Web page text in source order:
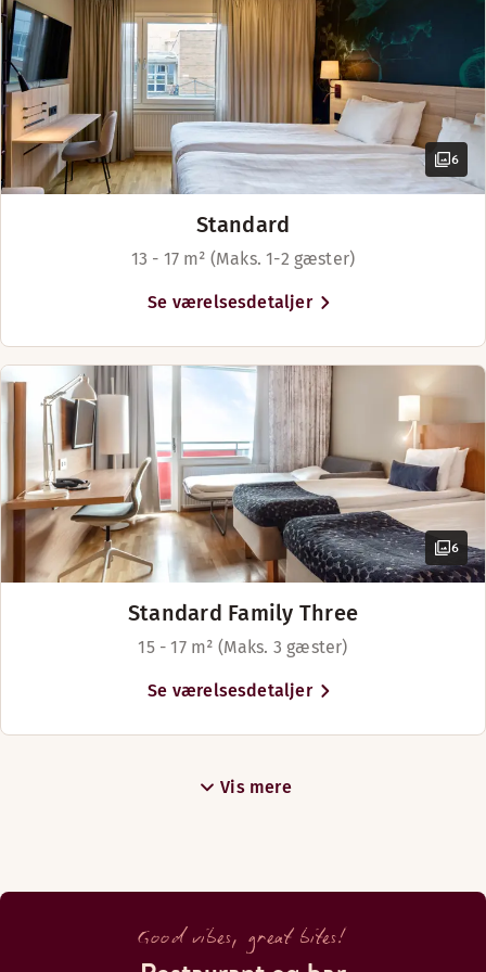
6
Standard
13 - 17 m² (Maks. 1-2 gæster)
Se værelsesdetaljer
6
Standard Family Three
15 - 17 m² (Maks. 3 gæster)
Se værelsesdetaljer
Vis mere
Good vibes, great bites!